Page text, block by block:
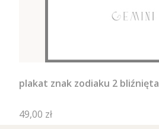
plakat znak zodiaku 2 bliźnięta
Cena
49,00 zł